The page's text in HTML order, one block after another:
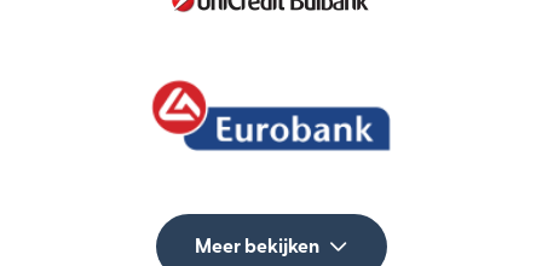
Meer bekijken